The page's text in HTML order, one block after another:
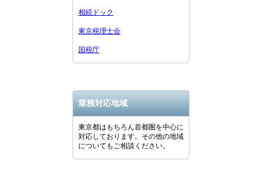
相続ドック
東京税理士会
国税庁
業務対応地域
東京都はもちろん首都圏を中心に
対応しております。その他の地域
についてもご相談ください。